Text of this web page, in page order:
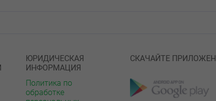
ЮРИДИЧЕСКАЯ
ИНФОРМАЦИЯ
Политика по
обработке
СКАЧАЙТЕ